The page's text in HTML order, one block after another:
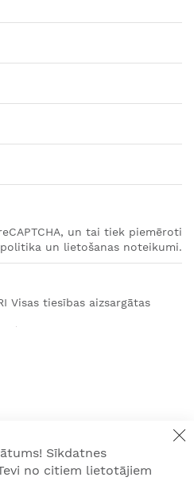
un tai tiek piemēroti
politika un lietošanas noteikumi.
Visas tiesības aizsargātas
Sīkdatnes
no citiem lietotājiem